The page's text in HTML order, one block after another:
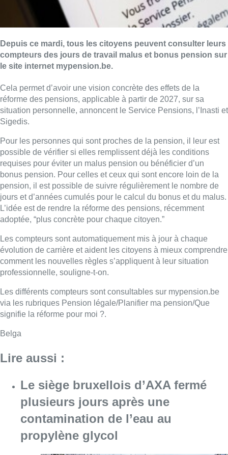
Depuis ce mardi, tous les citoyens peuvent consulter leurs
compteurs des jours de travail malus et bonus pension sur
le site internet mypension.be.
Cela permet d’avoir une vision concrète des effets de la
réforme des pensions, applicable à partir de 2027, sur sa
situation personnelle, annoncent le Service Pensions, l’Inasti et
Sigedis.
Pour les personnes qui sont proches de la pension, il leur est
possible de vérifier si elles remplissent déjà les conditions
requises pour éviter un malus pension ou bénéficier d’un
bonus pension. Pour celles et ceux qui sont encore loin de la
pension, il est possible de suivre régulièrement le nombre de
jours et d’années cumulés pour le calcul du bonus et du malus.
L’idée est de rendre la réforme des pensions, récemment
adoptée, “plus concrète pour chaque citoyen.”
Les compteurs sont automatiquement mis à jour à chaque
évolution de carrière et aident les citoyens à mieux comprendre
comment les nouvelles règles s’appliquent à leur situation
professionnelle, souligne-t-on.
Les différents compteurs sont consultables sur mypension.be
via les rubriques Pension légale/Planifier ma pension/Que
signifie la réforme pour moi ?.
Belga
Lire aussi :
Le siège bruxellois d’AXA fermé
plusieurs jours après une
contamination de l’eau au
propylène glycol